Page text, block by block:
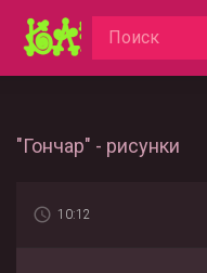
"Гончар" - рисунки
10:12